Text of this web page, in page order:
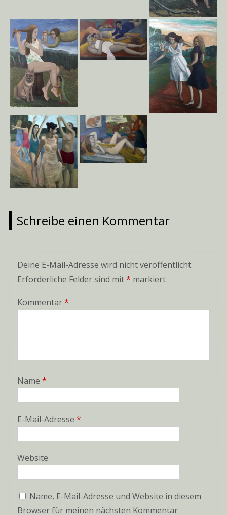
Schreibe einen Kommentar
Deine E-Mail-Adresse wird nicht veröffentlicht.
Erforderliche Felder sind mit* markiert
Kommentar*
Name *
E-Mail-Adresse *
Website
Name, E-Mail-Adresse und Website in diesem
Browser für meinen nächsten Kommentar